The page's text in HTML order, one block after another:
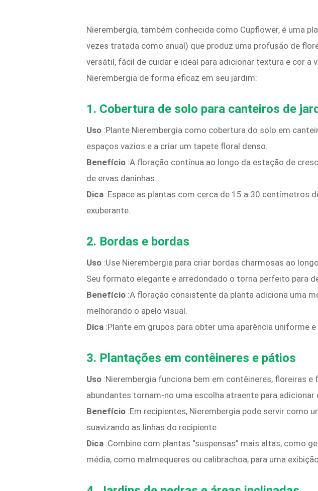
Nierembergia, também conhecida como Cupflower, é uma
vezes tratada como anual) que produz uma profusão de
versátil, fácil de cuidar e ideal para adicionar textura e cor
Nierembergia de forma eficaz em seu jardim:
1. Cobertura de solo para canteiros de
Uso :Plante Nierembergia como cobertura do solo em
espaços vazios e a criar um tapete floral denso.
Benefício :A floração contínua ao longo da estação de
de ervas daninhas.
Dica :Espace as plantas com cerca de 15 a 30 centímetros
exuberante.
2. Bordas e bordas
Uso :Use Nierembergia para criar bordas charmosas ao
Seu formato elegante e arredondado o torna perfeito para
Benefício :A floração consistente da planta adiciona uma
melhorando o apelo visual.
Dica :Plante em grupos para obter uma aparência uniforme
3. Plantações em contêineres e pátios
Uso :Nierembergia funciona bem em contêineres, floreiras
abundantes tornam-no uma escolha atraente para adicionar
Benefício :Em recipientes, Nierembergia pode servir como
suavizando as linhas do recipiente.
Dica :Combine com plantas “suspensas” mais altas, como
média, como malmequeres ou calibrachoa, para uma